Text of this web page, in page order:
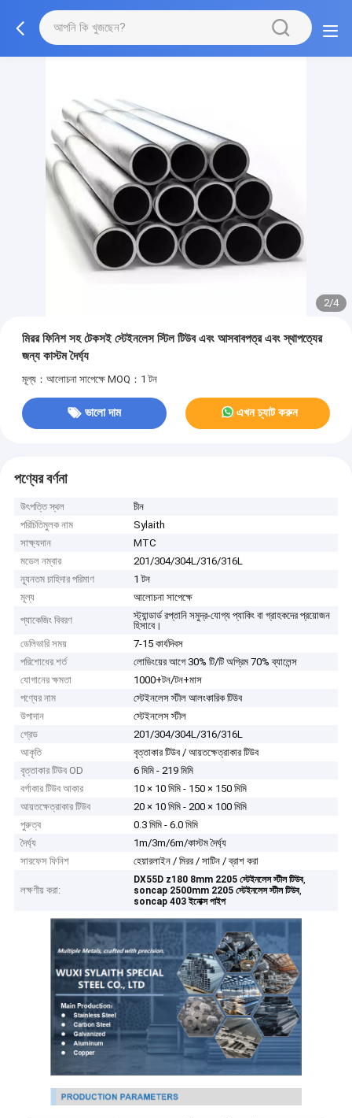
2/4
মিরর ফিনিশ সহ টেকসই স্টেইনলেস স্টিল টিউব এবং আসবাবপত্র এবং স্থাপত্যের
জন্য কাস্টম দৈর্ঘ্য
মূল্য：আলোচনা সাপেক্ষে MOQ：1 টন
ভালো দাম এখন চ্যাট করুন
পণ্যের বর্ণনা
উৎপত্তি স্থল
চীন
পরিচিতিমুলক নাম
Sylaith
সাক্ষ্যদান
MTC
মডেল নম্বার
201/304/304L/316/316L
ন্যূনতম চাহিদার পরিমাণ
1 টন
মূল্য
আলোচনা সাপেক্ষে
প্যাকেজিং বিবরণ
স্ট্যান্ডার্ড রপ্তানি সমুদ্র-যোগ্য প্যাকিং বা গ্রাহকদের প্রয়োজন
হিসাবে।
ডেলিভারি সময়
7-15 কার্যদিবস
পরিশোধের শর্ত
লোডিংয়ের আগে 30% টি/টি অগ্রিম 70% ব্যালেন্স
যোগানের ক্ষমতা
1000+টন/টন+মাস
পণ্যের নাম
স্টেইনলেস স্টীল আলংকারিক টিউব
উপাদান
স্টেইনলেস স্টীল
গ্রেড
201/304/304L/316/316L
আকৃতি
বৃত্তাকার টিউব / আয়তক্ষেত্রাকার টিউব
বৃত্তাকার টিউব OD
6 মিমি - 219 মিমি
বর্গাকার টিউব আকার
10 × 10 মিমি - 150 × 150 মিমি
আয়তক্ষেত্রাকার টিউব
20 × 10 মিমি - 200 × 100 মিমি
পুরুত্ব
0.3 মিমি - 6.0 মিমি
দৈর্ঘ্য
1m/3m/6m/কাস্টম দৈর্ঘ্য
সারফেস ফিনিশ
হেয়ারলাইন / মিরর / সাটিন / ব্রাশ করা
লক্ষণীয় করা:
DX55D z180 8mm 2205 স্টেইনলেস স্টীল টিউব,
soncap 2500mm 2205 স্টেইনলেস স্টীল টিউব,
soncap 403 ইনোক্স পাইপ